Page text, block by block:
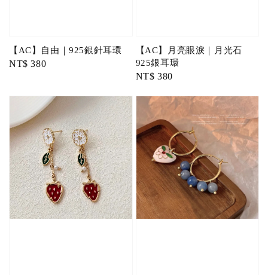
【AC】自由｜925銀針耳環
Regular
NT$ 380
【AC】月亮眼淚｜月光石
925銀耳環
Regular
NT$ 380